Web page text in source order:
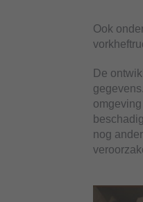
Ook
De
nog